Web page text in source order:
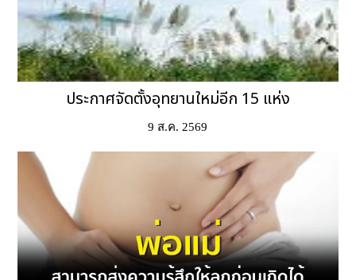
ประกาศจัดตั้งอุทยานใหม่อีก 15 แห่ง
9 ส.ค. 2569